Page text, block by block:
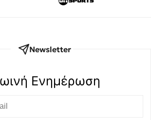
Newsletter
Eνημέρωση